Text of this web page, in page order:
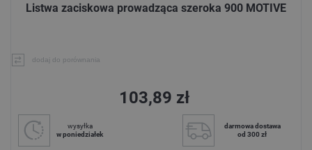
Listwa zaciskowa prowadząca szeroka 900 MOTIVE
dodaj do porównania
103,89 zł
wysyłka
w poniedziałek
darmowa dostawa
od 300 zł